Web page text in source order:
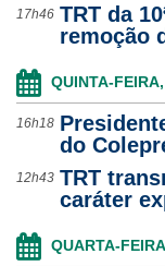
17h46 TRT da
remoção
QUINTA-
16h18
do
12h43 TRT
caráter
QUARTA-